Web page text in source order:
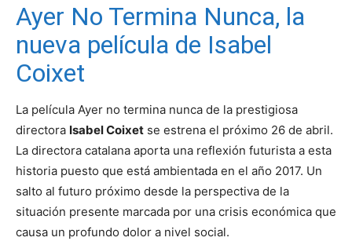
Curiosas
Mundo
Ayer No Termina Nunca, la
nueva película de Isabel
Coixet
La película Ayer no termina nunca de la prestigiosa
directora Isabel Coixet se estrena el próximo 26 de abril.
La directora catalana aporta una reflexión futurista a esta
historia puesto que está ambientada en el año 2017. Un
salto al futuro próximo desde la perspectiva de la
situación presente marcada por una crisis económica que
causa un profundo dolor a nivel social.